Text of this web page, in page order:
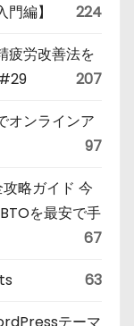
編】 224
疲労改善法を
207
オンラインア
97
略ガイド 今
を最安で手
67
63